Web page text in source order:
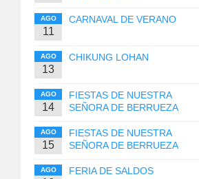
AGO
11
CARNAVAL DE VERANO
AGO
13
CHIKUNG LOHAN
AGO
14
FIESTAS DE NUESTRA
SEÑORA DE BERRUEZA
AGO
15
FIESTAS DE NUESTRA
SEÑORA DE BERRUEZA
AGO FERIA DE SALDOS